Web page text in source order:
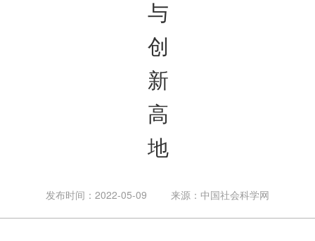
与
创
新
高
地
发布时间：2022-05-09 来源：中国社会科学网